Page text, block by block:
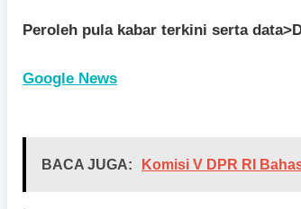
Peroleh pula kabar terkini serta
Google News
BACA JUGA: Komisi V DPR RI